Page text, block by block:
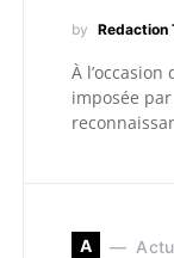
by Redaction
À
imposée
A